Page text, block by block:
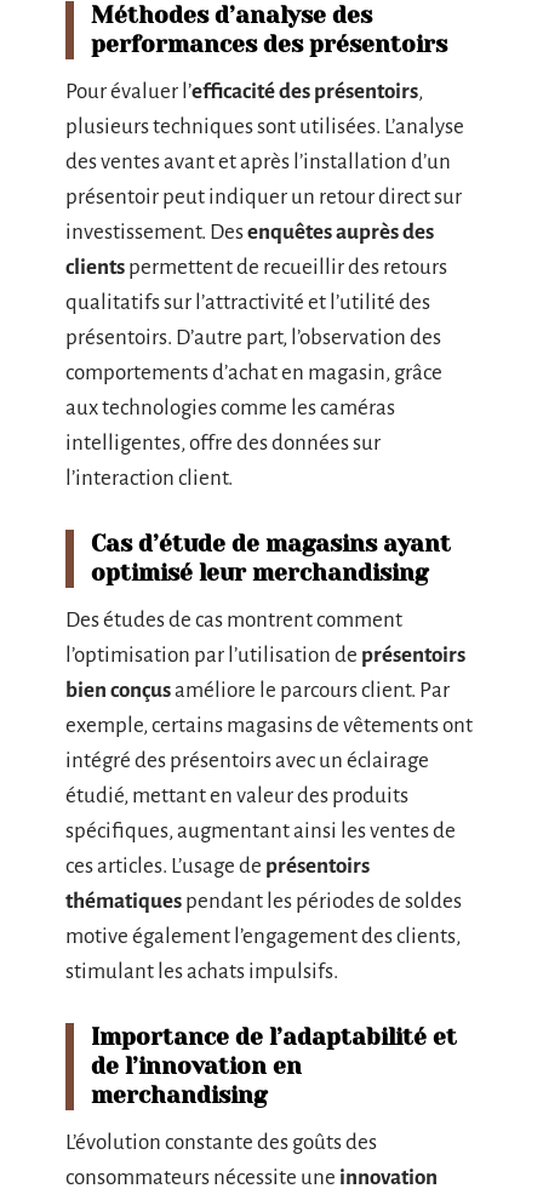
Méthodes d’analyse des
performances des présentoirs
Pour évaluer l’efficacité des présentoirs,
plusieurs techniques sont utilisées. L’analyse
des ventes avant et après l’installation d’un
présentoir peut indiquer un retour direct sur
investissement. Desenquêtes auprès des
clients permettent de recueillir des retours
qualitatifs sur l’attractivité et l’utilité des
présentoirs. D’autre part, l’observation des
comportements d’achat en magasin, grâce
aux technologies comme les caméras
intelligentes, offre des données sur
l’interaction client.
Cas d’étude de magasins ayant
optimisé leur merchandising
Des études de cas montrent comment
l’optimisation par l’utilisation de présentoirs
bien conçusaméliore le parcours client. Par
exemple, certains magasins de vêtements ont
intégré des présentoirs avec un éclairage
étudié, mettant en valeur des produits
spécifiques, augmentant ainsi les ventes de
ces articles. L’usage de présentoirs
thématiques pendant les périodes de soldes
motive également l’engagement des clients,
stimulant les achats impulsifs.
Importance de l’adaptabilité et
de l’innovation en
merchandising
L’évolution constante des goûts des
consommateurs nécessite une innovation